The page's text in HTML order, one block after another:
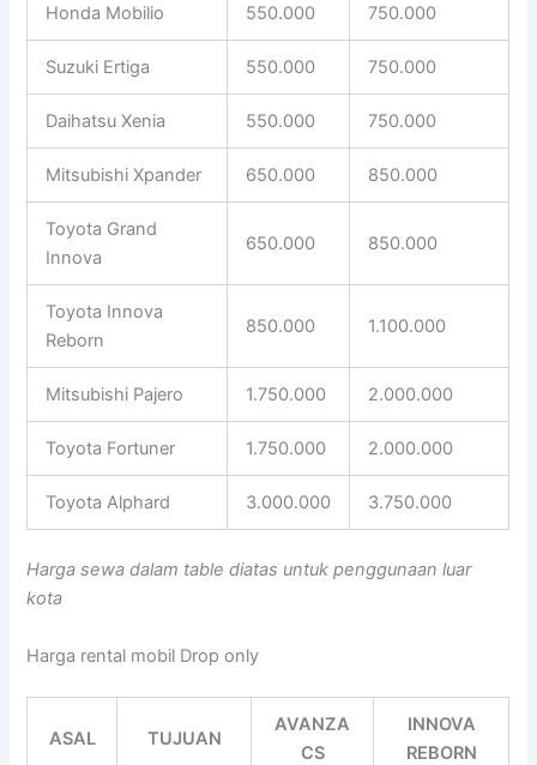
Honda Mobilio 550.000 750.000
Suzuki Ertiga 550.000 750.000
Daihatsu Xenia 550.000 750.000
Mitsubishi Xpander 650.000 850.000
Toyota Grand
Innova
650.000 850.000
Toyota Innova
Reborn
850.000 1.100.000
Mitsubishi Pajero 1.750.000 2.000.000
Toyota Fortuner 1.750.000 2.000.000
Toyota Alphard 3.000.000 3.750.000
Harga sewa dalam table diatas untuk penggunaan luar
kota
Harga rental mobil Drop only
ASAL TUJUAN
AVANZA
CS
INNOVA
REBORN